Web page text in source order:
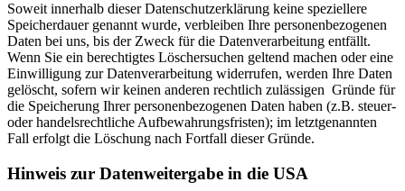
Soweit innerhalb dieser Datenschutzerklärung keine speziellere
Speicherdauer genannt wurde, verbleiben Ihre personenbezogenen
Daten bei uns, bis der Zweck für die Datenverarbeitung entfällt.
Wenn Sie ein berechtigtes Löschersuchen geltend machen oder eine
Einwilligung zur Datenverarbeitung widerrufen, werden Ihre Daten
gelöscht, sofern wir keinen anderen rechtlich zulässigen Gründe für
die Speicherung Ihrer personenbezogenen Daten haben (z.B. steuer-
oder handelsrechtliche Aufbewahrungsfristen); im letztgenannten
Fall erfolgt die Löschung nach Fortfall dieser Gründe.
Hinweis zur Datenweitergabe in die USA